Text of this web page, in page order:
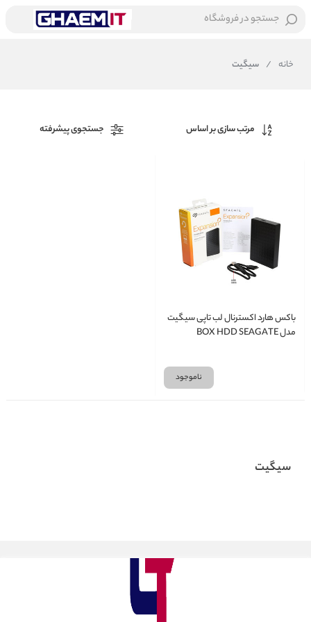
جستجو در فروشگاه
خانه / سیگیت
مرتب سازی بر اساس جستجوی پیشرفته
باکس هارد اکسترنال لب تاپی سیگیت
مدل BOX HDD SEAGATE
ناموجود
سیگیت